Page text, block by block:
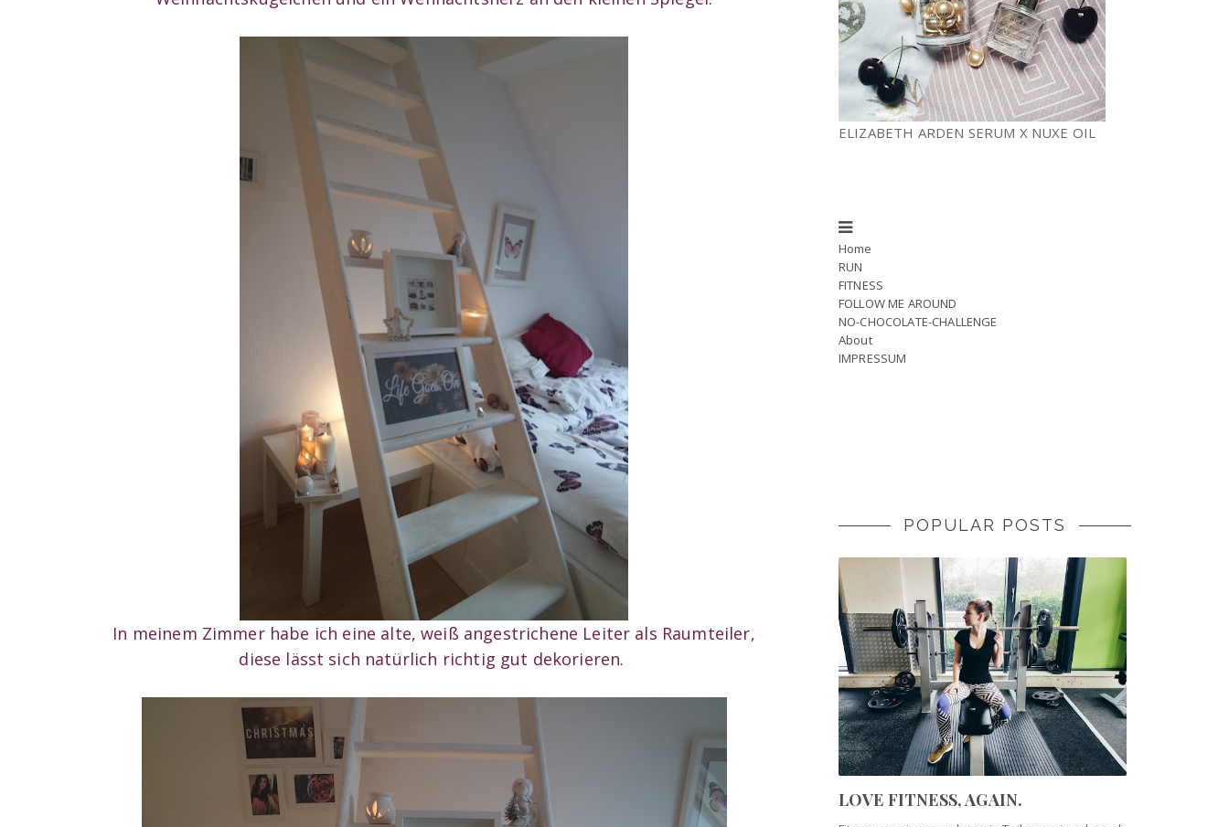
In meinem Zimmer habe ich eine alte, weiß angestrichene Leiter als Raumteiler,
diese lässt sich natürlich richtig gut dekorieren.
ELIZABETH ARDEN SERUM X NUXE OIL
Home
RUN
FITNESS
FOLLOW ME AROUND
NO-CHOCOLATE-CHALLENGE
About
IMPRESSUM
POPULAR POSTS
LOVE FITNESS, AGAIN.